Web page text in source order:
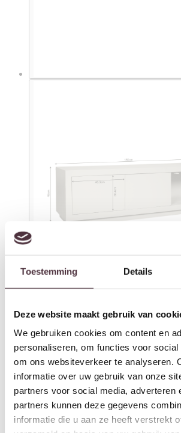
Toestemming Details
Deze website maakt gebruik van
We gebruiken cookies om content en
personaliseren, om functies voor social
om ons websiteverkeer te analyseren.
informatie over uw gebruik van onze
partners voor social media, adverteren
partners kunnen deze gegevens
informatie die u aan ze heeft verstrekt